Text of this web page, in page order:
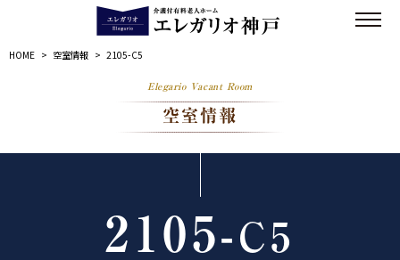
HOME > 空室情報 > 2105-C5
Elegario Vacant Room
空室情報
2105- C5